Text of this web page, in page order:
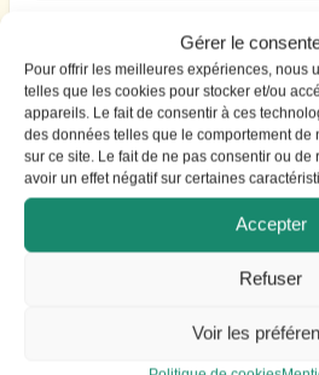
Gérer le
Pour offrir les meilleures expériences, nous
telles que les cookies pour stocker et/ou
appareils. Le fait de consentir à ces
des données telles que le comportement
sur ce site. Le fait de ne pas consentir ou
avoir un effet négatif sur certaines
Accepter
Refuser
Voir les
Cacher